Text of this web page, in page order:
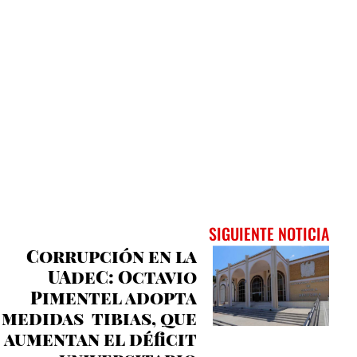
SIGUIENTE NOTICIA
Corrupción en la
UAdeC: Octavio
Pimentel adopta
medidas tibias, que
aumentan el déficit